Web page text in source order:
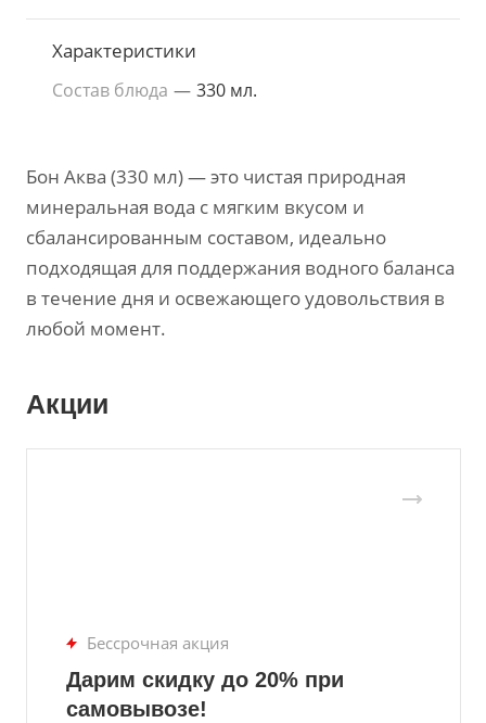
Характеристики
Состав блюда — 330 мл.
Бон Аква (330 мл) — это чистая природная
минеральная вода с мягким вкусом и
сбалансированным составом, идеально
подходящая для поддержания водного баланса
в течение дня и освежающего удовольствия в
любой момент.
Акции
Бессрочная акция
Дарим скидку до 20% при
самовывозе!